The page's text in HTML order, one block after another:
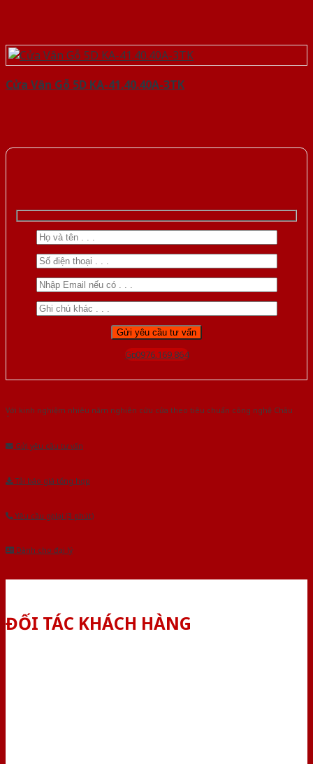
Cửa Vân Gỗ 5D KA-41.40.40A-3TK
Gọi 0976.169.864
Với kinh nghiệm nhiêu năm nghiên cứu cửa theo tiêu chuẩn công nghệ Châu
Âu.Chúng tôi tự tin là nhà sản xuất & cung cấp hàng đầu tại Việt Nam!
Gửi yêu cầu tư vấn
Tải báo giá tổng hợp
Yêu cầu gọi lại (3 phút)
Dành cho đại lý
ĐỐI TÁC KHÁCH HÀNG